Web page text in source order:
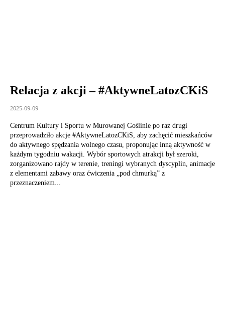
Relacja z akcji – #AktywneLatozCKiS
2025-09-09
Centrum Kultury i Sportu w Murowanej Goślinie po raz drugi
przeprowadziło akcje #AktywneLatozCKiS, aby zachęcić mieszkańców
do aktywnego spędzania wolnego czasu, proponując inną aktywność w
każdym tygodniu wakacji. Wybór sportowych atrakcji był szeroki,
zorganizowano rajdy w terenie, treningi wybranych dyscyplin, animacje
z elementami zabawy oraz ćwiczenia „pod chmurką” z
przeznaczeniem...